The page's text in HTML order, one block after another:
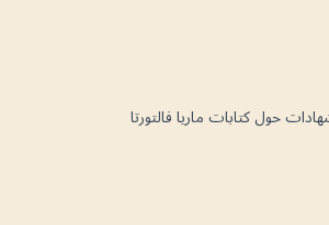
حول كتابات ماريا فالتورتا